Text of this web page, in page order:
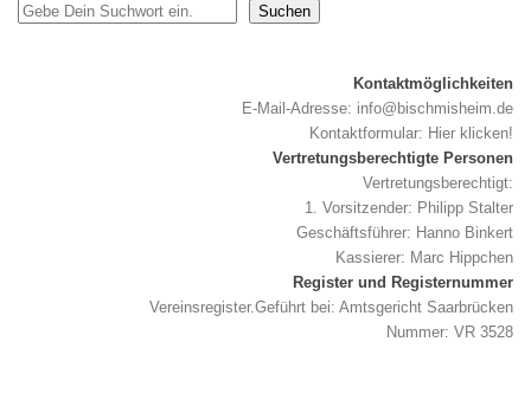
Suchen
Kontaktmöglichkeiten
E-Mail-Adresse: info@bischmisheim.de
Kontaktformular: Hier klicken!
Vertretungsberechtigte Personen
Vertretungsberechtigt:
1. Vorsitzender: Philipp Stalter
Geschäftsführer: Hanno Binkert
Kassierer: Marc Hippchen
Register und Registernummer
Vereinsregister.Geführt bei: Amtsgericht Saarbrücken
Nummer: VR 3528